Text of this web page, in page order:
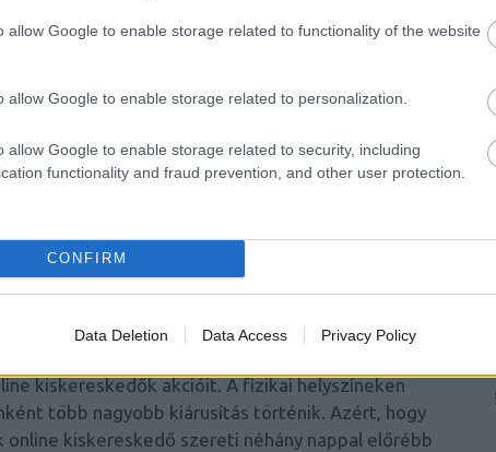
allow Google to enable storage related to functionality of the website
allow Google to enable storage related to personalization.
allow Google to enable storage related to security, including
functionality and fraud prevention, and other user protection.
CONFIRM
Data Deletion Data Access Privacy Policy
Mindig nézze meg az oldalt, hogy megmondja,
e a használata.
kínált személyazonosság-lopás elleni védelemre,
számít, hogy mennyire van biztonságban, vagy
védeni az adatait, ez soha nem garantálható
személyazonosság-védelem előnyeit, és
tartalék, ha bekövetkezik a legrosszabb.
egy terméket. A legtöbb online áruház mindig
a webáruház oldalán nem talál információt az
A vásárlók néha megosztják kuponkódjaikat
vagy a kuponozó blogokon.
kiskereskedők akcióit. A fizikai helyszíneken
több nagyobb kiárusítás történik. Azért, hogy
kiskereskedő szereti néhány nappal előrébb